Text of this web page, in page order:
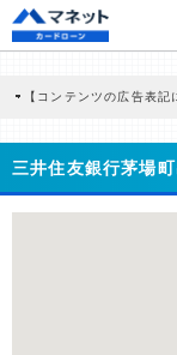
【コンテンツの広告表記
商品を根拠なくPRするも
どに基づき、公平性を担
>提携企業一覧
三井住友銀行茅場